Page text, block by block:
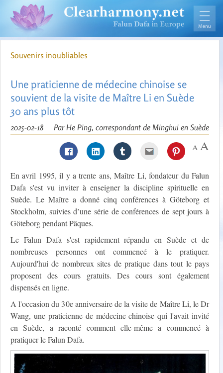
Souvenirs inoubliables
Une praticienne de médecine chinoise se
souvient de la visite de Maître Li en Suède
30 ans plus tôt
Par He Ping, correspondant de Minghui en Suède
2025-02-18
En avril 1995, il y a trente ans, Maître Li, fondateur du Falun
Dafa s'est vu inviter à enseigner la discipline spirituelle en
Suède. Le Maître a donné cinq conférences à Göteborg et
Stockholm, suivies d’une série de conférences de sept jours à
Göteborg pendant Pâques.
Le Falun Dafa s'est rapidement répandu en Suède et de
nombreuses personnes ont commencé à le pratiquer.
Aujourd'hui de nombreux sites de pratique dans tout le pays
proposent des cours gratuits. Des cours sont également
dispensés en ligne.
A l'occasion du 30e anniversaire de la visite de Maître Li, le Dr
Wang, une praticienne de médecine chinoise qui l'avait invité
en Suède, a raconté comment elle-même a commencé à
pratiquer le Falun Dafa.